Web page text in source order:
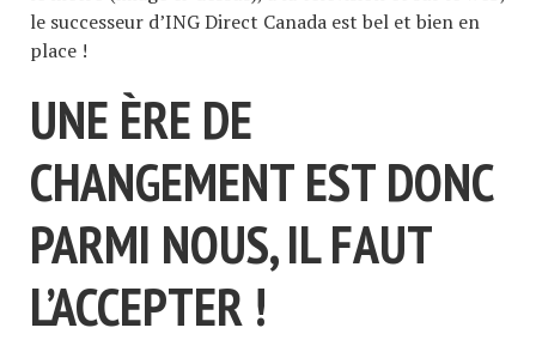
le successeur d’ING Direct Canada est bel et bien en
place !
UNE ÈRE DE
CHANGEMENT EST DONC
PARMI NOUS, IL FAUT
L’ACCEPTER !